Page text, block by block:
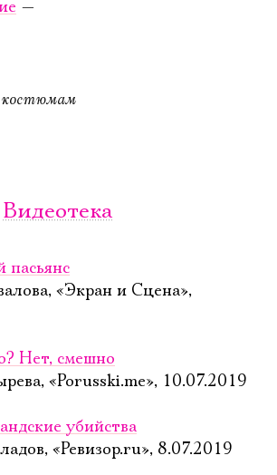
ночь
Можно заказать
столик в буфете
КУПИТЬ БИЛЕТ
—
костюмам
Видеотека
пасьянс
«Экран и Сцена»,
Нет, смешно
«Porusski.me», 10.07.2019
убийства
«Ревизор.ru», 8.07.2019